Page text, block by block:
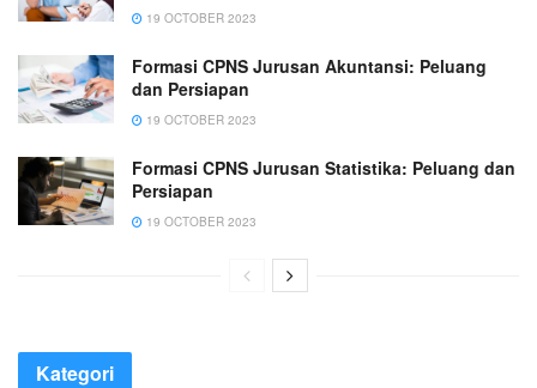
19 OCTOBER 2023
Formasi CPNS Jurusan Akuntansi: Peluang
dan Persiapan
19 OCTOBER 2023
Formasi CPNS Jurusan Statistika: Peluang dan
Persiapan
19 OCTOBER 2023
Kategori